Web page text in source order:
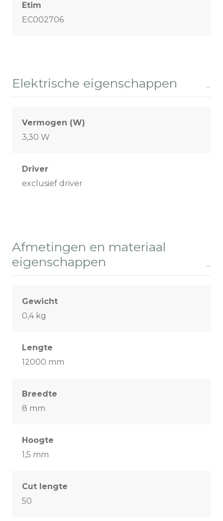
Etim
EC002706
Elektrische eigenschappen
Vermogen (W)
3,30 W
Driver
exclusief driver
Afmetingen en materiaal
eigenschappen
Gewicht
0,4 kg
Lengte
12000 mm
Breedte
8 mm
Hoogte
1,5 mm
Cut lengte
50